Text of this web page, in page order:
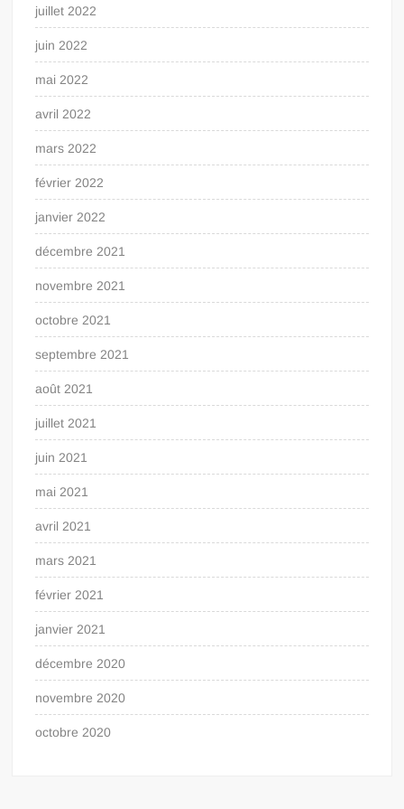
juillet 2022
juin 2022
mai 2022
avril 2022
mars 2022
février 2022
janvier 2022
décembre 2021
novembre 2021
octobre 2021
septembre 2021
août 2021
juillet 2021
juin 2021
mai 2021
avril 2021
mars 2021
février 2021
janvier 2021
décembre 2020
novembre 2020
octobre 2020